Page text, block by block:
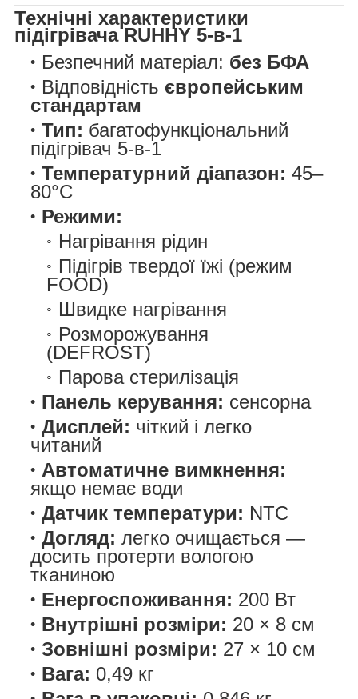
Технічні характеристики
підігрівача RUHHY 5-в-1
Безпечний матеріал: без БФА
Відповідність європейським
стандартам
Тип: багатофункціональний
підігрівач 5-в-1
Температурний діапазон: 45–
80°C
Режими:
Нагрівання рідин
Підігрів твердої їжі (режим
FOOD)
Швидке нагрівання
Розморожування
(DEFROST)
Парова стерилізація
Панель керування: сенсорна
Дисплей: чіткий і легко
читаний
Автоматичне вимкнення:
якщо немає води
Датчик температури: NTC
Догляд: легко очищається —
досить протерти вологою
тканиною
Енергоспоживання: 200 Вт
Внутрішні розміри: 20 × 8 см
Зовнішні розміри: 27 × 10 см
Вага: 0,49 кг